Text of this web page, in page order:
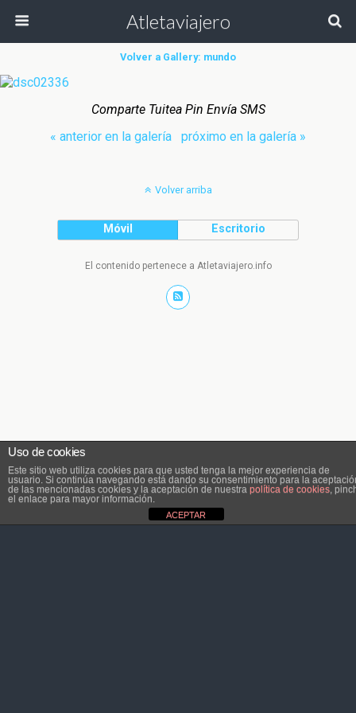
Atletaviajero
Volver a Gallery: mundo
Comparte Tuitea Pin Envía SMS
« anterior en la galería
próximo en la galería »
Volver arriba
Móvil Escritorio
El contenido pertenece a Atletaviajero.info
Uso de cookies
Este sitio web utiliza cookies para que usted tenga la mejor experiencia de
usuario. Si continúa navegando está dando su consentimiento para la
de las mencionadas cookies y la aceptación de nuestra política de cookies,
el enlace para mayor información.
ACEPTAR